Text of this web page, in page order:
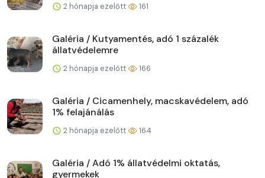
2 hónapja ezelőtt 161
Galéria / Kutyamentés, adó 1 százalék
állatvédelemre
2 hónapja ezelőtt 166
Galéria / Cicamenhely, macskavédelem, adó
1% felajánálás
2 hónapja ezelőtt 164
Galéria / Adó 1% állatvédelmi oktatás,
gyermekek